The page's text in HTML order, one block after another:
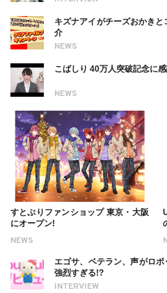
NEWS
キズナアイがチーズおかき
介
NEWS
こばしり 40万人突破記念に
NEWS
すとぷりファンショップ 東京・大阪
にオープン!
INTERVIEW
エゴサ、ベテラン、声がロ
強烈すぎる!?